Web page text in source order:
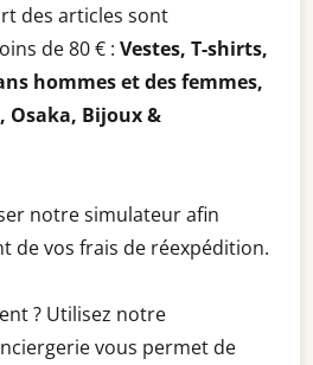
des articles sont
de 80 € :Vestes, T-shirts,
hommes et des femmes,
Osaka, Bijoux &
notre simulateur afin
de vos frais de réexpédition.
? Utilisez notre
vous permet de